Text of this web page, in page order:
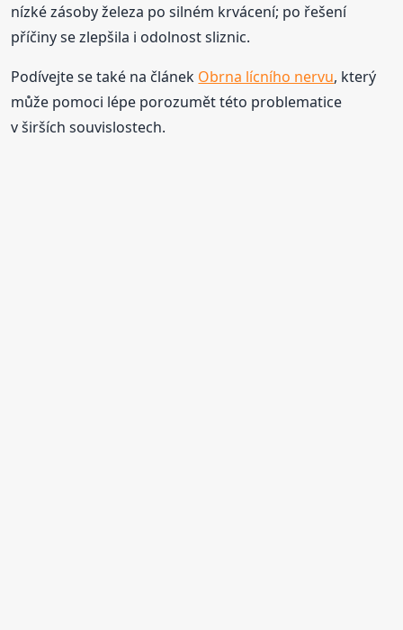
nízké zásoby železa po silném krvácení; po řešení
příčiny se zlepšila i odolnost sliznic.
Podívejte se také na článek Obrna lícního nervu, který
může pomoci lépe porozumět této problematice
v širších souvislostech.